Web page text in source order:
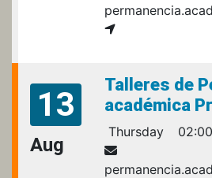
13
Aug
Talleres de
académica
Thursday